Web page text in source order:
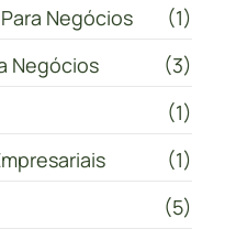
Negócios
(1)
Negócios
(3)
(1)
(1)
(5)